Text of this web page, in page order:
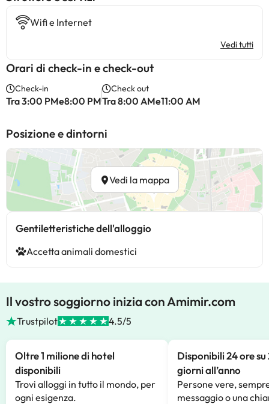
Wifi e Internet
Vedi tutti
Orari di check-in e check-out
Check-in
Tra 3:00 PMe8:00 PM
Check out
Tra 8:00 AMe11:00 AM
Posizione e dintorni
Vedi la mappa
Gentiletteristiche dell'alloggio
Accetta animali domestici
Il vostro soggiorno inizia con Amimir.com
Trustpilot 4.5/5
Oltre 1 milione di hotel
disponibili
Trovi alloggi in tutto il mondo, per
ogni esigenza.
Disponibili 24 ore su
giorni all’anno
Persone vere,
messaggio o una